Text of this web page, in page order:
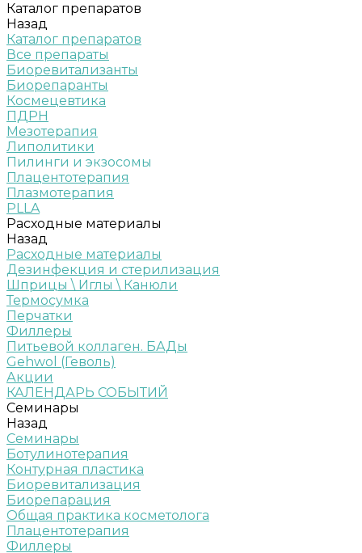
Каталог препаратов
Назад
Каталог препаратов
Все препараты
Биоревитализанты
Биорепаранты
Космецевтика
ПДРН
Мезотерапия
Липолитики
Пилинги и экзосомы
Плацентотерапия
Плазмотерапия
PLLA
Расходные материалы
Назад
Расходные материалы
Дезинфекция и стерилизация
Шприцы \ Иглы \ Канюли
Термосумка
Перчатки
Филлеры
Питьевой коллаген. БАДы
Gehwol (Геволь)
Акции
КАЛЕНДАРЬ СОБЫТИЙ
Семинары
Назад
Семинары
Ботулинотерапия
Контурная пластика
Биоревитализация
Биорепарация
Общая практика косметолога
Плацентотерапия
Филлеры